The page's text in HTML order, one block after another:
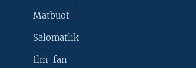
Matbuot
Salomatlik
Ilm-fan